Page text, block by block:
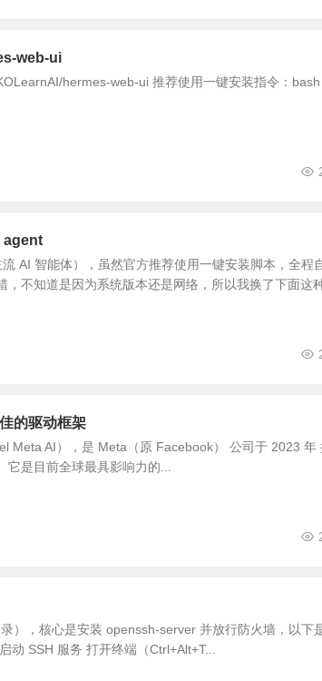
web-ui
hermes-web-ui 推荐使用一键安装指令：bash
agent
AI 智能体），虽然官方推荐使用一键安装脚本，全程
，不知道是因为系统版本还是网络，所以我换了下面这
的驱动框架
Meta AI），是 Meta（原 Facebook） 公司于 2023 年
是目前全球最具影响力的...
），核心是安装 openssh-server 并放行防火墙，以下
SSH 服务 打开终端（Ctrl+Alt+T...